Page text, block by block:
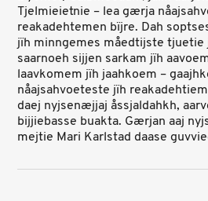
Tjelmieietnie – lea gærja
reakadehtemen bïjre. Dah
jïh minngemes måedtijste
saarnoeh sijjen sarkam jïh
laavkomem jïh jaahkoem –
nåajsahvoeteste jïh
daej nyjsenæjjaj åssjaldahkh,
bijjiebasse buakta. Gærjan aaj
mejtie Mari Karlstad daase